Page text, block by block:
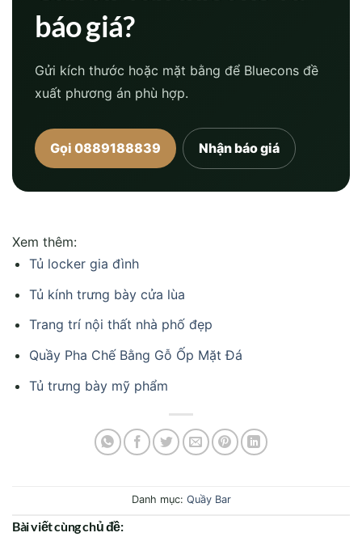
báo giá?
Gửi kích thước hoặc mặt bằng để Bluecons đề
xuất phương án phù hợp.
Gọi 0889188839 Nhận báo giá
Xem thêm:
Tủ locker gia đình
Tủ kính trưng bày cửa lùa
Trang trí nội thất nhà phố đẹp
Quầy Pha Chế Bằng Gỗ Ốp Mặt Đá
Tủ trưng bày mỹ phẩm
Danh mục: Quầy Bar
Bài viết cùng chủ đề: